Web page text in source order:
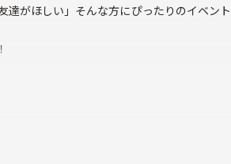
達がほしい」そんな方にぴったりのイベント